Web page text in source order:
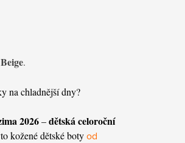
.
na chladnější dny?
2026–dětská celoroční
kožené dětské botyod